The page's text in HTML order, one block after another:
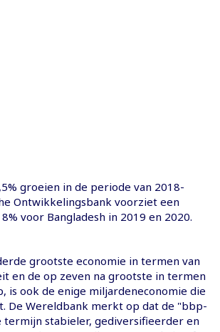
groeien in de periode van 2018-
Ontwikkelingsbank voorziet een
voor Bangladesh in 2019 en 2020.
grootste economie in termen van
en de op zeven na grootste in termen
is ook de enige miljardeneconomie die
De Wereldbank merkt op dat de "bbp-
termijn stabieler, gediversifieerder en